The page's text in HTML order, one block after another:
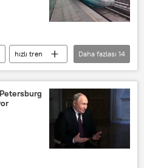
hızlı tren
Antalya
Daha fazlası 14